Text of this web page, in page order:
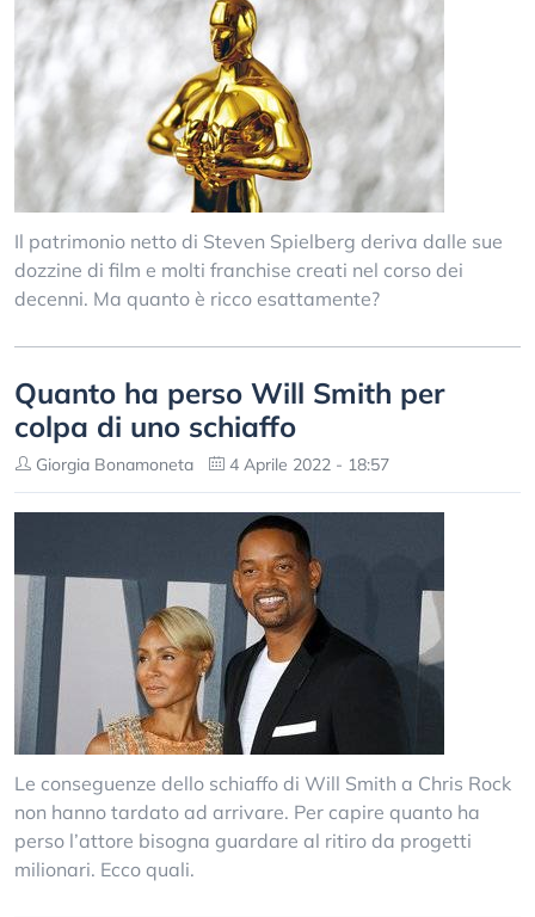
Il patrimonio netto di Steven Spielberg deriva dalle sue
dozzine di film e molti franchise creati nel corso dei
decenni. Ma quanto è ricco esattamente?
Quanto ha perso Will Smith per
colpa di uno schiaffo
Giorgia Bonamoneta 4 Aprile 2022 - 18:57
Le conseguenze dello schiaffo di Will Smith a Chris Rock
non hanno tardato ad arrivare. Per capire quanto ha
perso l’attore bisogna guardare al ritiro da progetti
milionari. Ecco quali.